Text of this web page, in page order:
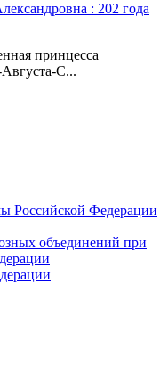
: 202 года
принцесса
С...
Российской Федерации
объединений при